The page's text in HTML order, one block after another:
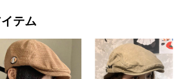
テム